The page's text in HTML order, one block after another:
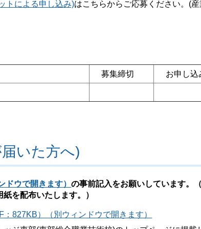
トによる申し込み)はこちらからご応募ください。(産
募集締切 お申し込
いた方へ)
ドウで開きます）の事前記入をお願いしています。
を配布いたします。）
827KB）（別ウィンドウで開きます）